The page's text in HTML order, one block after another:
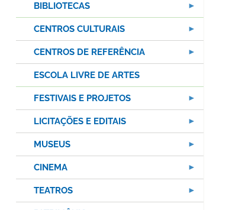
BIBLIOTECAS
CENTROS CULTURAIS
CENTROS DE REFERÊNCIA
ESCOLA LIVRE DE ARTES
FESTIVAIS E PROJETOS
LICITAÇÕES E EDITAIS
MUSEUS
CINEMA
TEATROS